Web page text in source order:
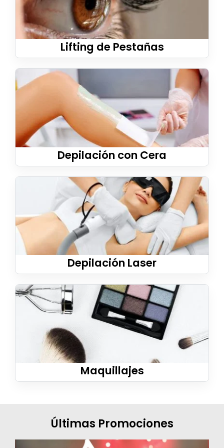
Lifting de Pestañas
Depilación con Cera
Depilación Laser
Maquillajes
Últimas Promociones